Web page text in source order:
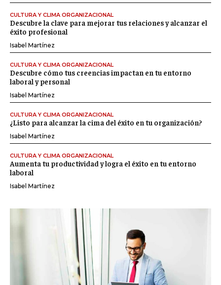
CULTURA Y CLIMA ORGANIZACIONAL
Descubre la clave para mejorar tus relaciones y alcanzar el
éxito profesional
Isabel Martínez
CULTURA Y CLIMA ORGANIZACIONAL
Descubre cómo tus creencias impactan en tu entorno
laboral y personal
Isabel Martínez
CULTURA Y CLIMA ORGANIZACIONAL
¿Listo para alcanzar la cima del éxito en tu organización?
Isabel Martínez
CULTURA Y CLIMA ORGANIZACIONAL
Aumenta tu productividad y logra el éxito en tu entorno
laboral
Isabel Martínez